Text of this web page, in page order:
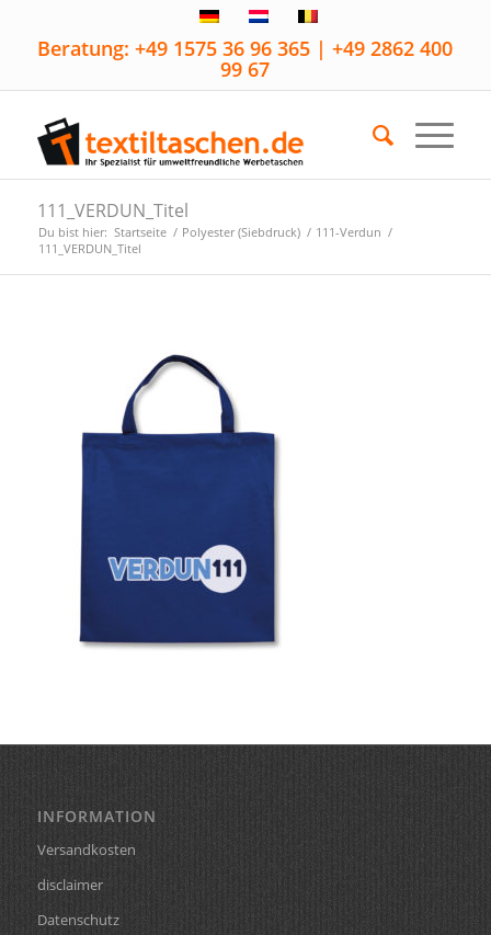
Beratung: +49 1575 36 96 365 | +49 2862 400
99 67
111_VERDUN_Titel
Du bist hier: Startseite / Polyester (Siebdruck) / 111-Verdun /
111_VERDUN_Titel
INFORMATION
Versandkosten
disclaimer
Datenschutz